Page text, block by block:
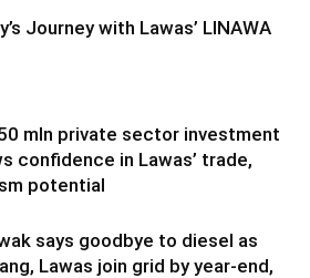
Journey with Lawas’ LINAWA
mln private sector investment
confidence in Lawas’ trade,
potential
says goodbye to diesel as
Lawas join grid by year-end,